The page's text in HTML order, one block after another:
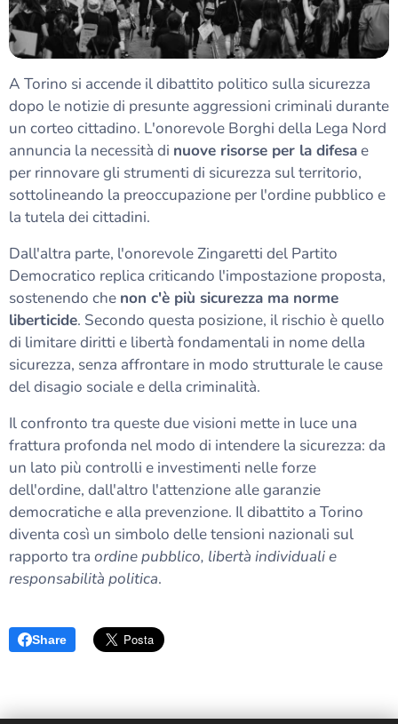
A Torino si accende il dibattito politico sulla sicurezza
dopo le notizie di presunte aggressioni criminali durante
un corteo cittadino. L'onorevole Borghi della Lega Nord
annuncia la necessità di nuove risorse per la difesae
per rinnovare gli strumenti di sicurezza sul territorio,
sottolineando la preoccupazione per l'ordine pubblico e
la tutela dei cittadini.
Dall'altra parte, l'onorevole Zingaretti del Partito
Democratico replica criticando l'impostazione proposta,
sostenendo che non c'è più sicurezza ma norme
liberticide. Secondo questa posizione, il rischio è quello
di limitare diritti e libertà fondamentali in nome della
sicurezza, senza affrontare in modo strutturale le cause
del disagio sociale e della criminalità.
Il confronto tra queste due visioni mette in luce una
frattura profonda nel modo di intendere la sicurezza: da
un lato più controlli e investimenti nelle forze
dell'ordine, dall'altro l'attenzione alle garanzie
democratiche e alla prevenzione. Il dibattito a Torino
diventa così un simbolo delle tensioni nazionali sul
rapporto tra ordine pubblico, libertà individuali e
responsabilità politica.
Share